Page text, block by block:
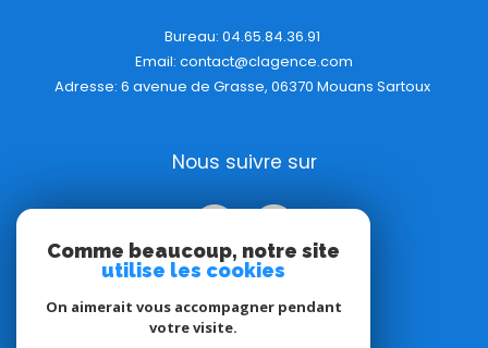
Bureau: 04.65.84.36.91
Email: contact@clagence.com
Adresse: 6 avenue de Grasse, 06370 Mouans Sartoux
Nous suivre sur
Comme beaucoup, notre site
utilise les cookies
On aimerait vous accompagner pendant
votre visite.